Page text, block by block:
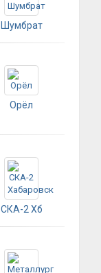
Шумбрат
Орёл
СКА-2 Хб